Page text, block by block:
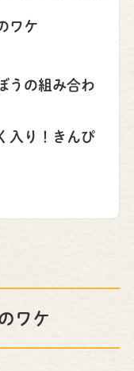
ワケ
うの組み合わ
入り！きんぴ
ワケ